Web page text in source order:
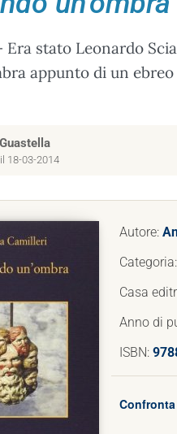
Era stato Leonardo
appunto di un
18-03-2014
Autore:
Categoria:
Casa
Anno di
ISBN: